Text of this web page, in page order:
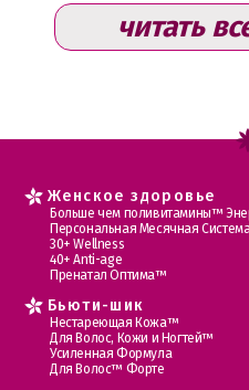
читать
Женское здоровье
Больше чем поливитамины™
Персональная Месячная
30+ Wellness
40+ Anti-age
Пренатал Оптима™
Бьюти-шик
Нестареющая Кожа™
Для Волос, Кожи и Ногтей™
Усиленная Формула
Для Волос™ Форте